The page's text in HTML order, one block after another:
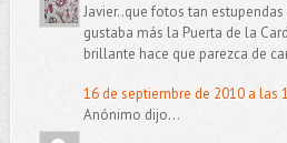
Javier..que fotos tan
gustaba más la Puerta de la
brillante hace que parezca de
16 de septiembre de 2010 a las
Anónimo dijo...